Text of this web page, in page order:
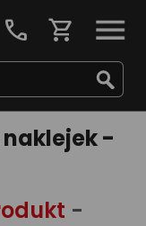
call shopping_cart
-
-